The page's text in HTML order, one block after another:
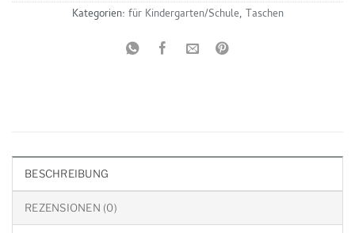
Kategorien: für Kindergarten/Schule, Taschen
BESCHREIBUNG
REZENSIONEN (0)